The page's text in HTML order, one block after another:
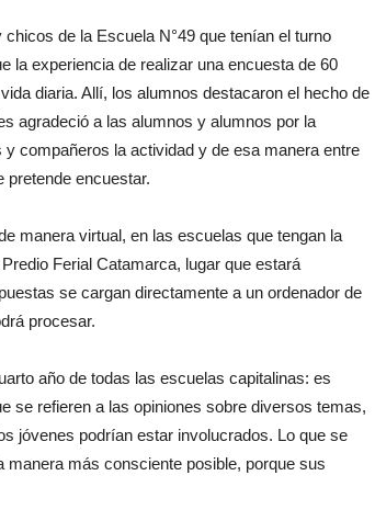
de la Escuela N°49 que tenían el turno
la experiencia de realizar una encuesta de 60
diaria. Allí, los alumnos destacaron el hecho de
agradeció a las alumnos y alumnos por la
compañeros la actividad y de esa manera entre
pretende encuestar.
manera virtual, en las escuelas que tengan la
Ferial Catamarca, lugar que estará
se cargan directamente a un ordenador de
procesar.
año de todas las escuelas capitalinas: es
se refieren a las opiniones sobre diversos temas,
jóvenes podrían estar involucrados. Lo que se
más consciente posible, porque sus